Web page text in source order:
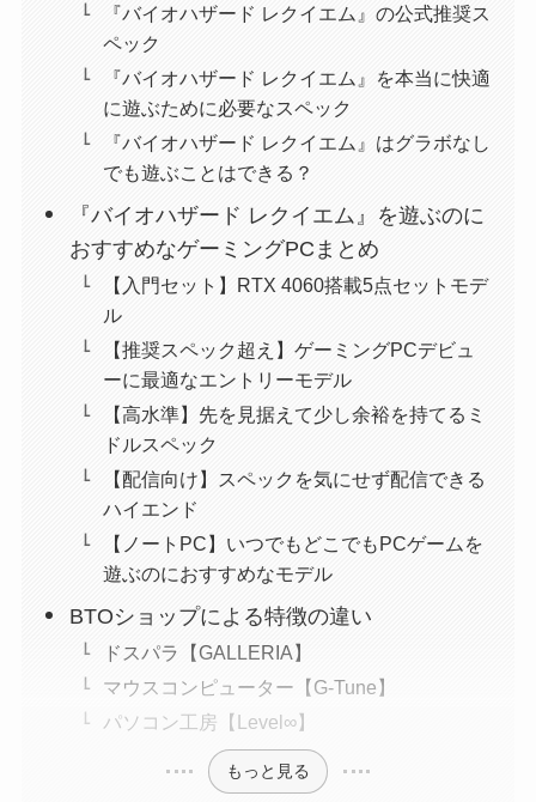
『バイオハザード レクイエム』の公式推奨ス
ペック
『バイオハザード レクイエム』を本当に快適
に遊ぶために必要なスペック
『バイオハザード レクイエム』はグラボなし
でも遊ぶことはできる？
『バイオハザード レクイエム』を遊ぶのに
おすすめなゲーミングPCまとめ
【入門セット】RTX 4060搭載5点セットモデ
ル
【推奨スペック超え】ゲーミングPCデビュ
ーに最適なエントリーモデル
【高水準】先を見据えて少し余裕を持てるミ
ドルスペック
【配信向け】スペックを気にせず配信できる
ハイエンド
【ノートPC】いつでもどこでもPCゲームを
遊ぶのにおすすめなモデル
BTOショップによる特徴の違い
ドスパラ【GALLERIA】
マウスコンピューター【G-Tune】
パソコン工房【Level∞】
もっと見る